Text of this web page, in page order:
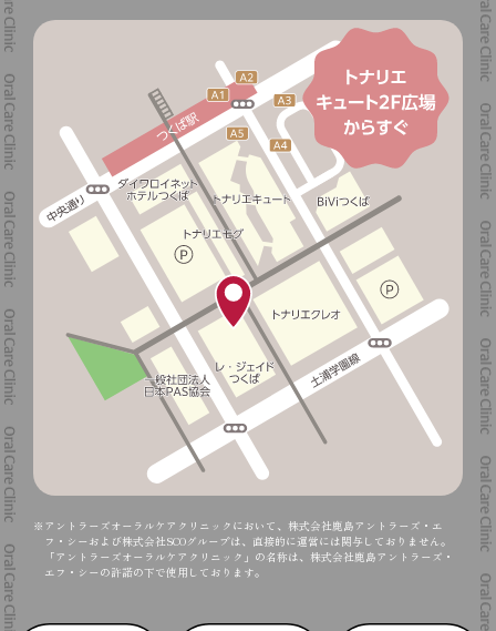
※アントラーズオーラルケアクリニックにおいて、株式会社鹿島アントラーズ・エ
フ・シーおよび株式会社SCOグループは、直接的に運営には関与しておりません。
「アントラーズオーラルケアクリニック」の名称は、株式会社鹿島アントラーズ・
エフ・シーの許諾の下で使用しております。